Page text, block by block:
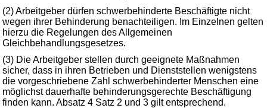
(2) Arbeitgeber dürfen schwerbehinderte Beschäftigte nicht
wegen ihrer Behinderung benachteiligen. Im Einzelnen gelten
hierzu die Regelungen des Allgemeinen
Gleichbehandlungsgesetzes.
(3) Die Arbeitgeber stellen durch geeignete Maßnahmen
sicher, dass in ihren Betrieben und Dienststellen wenigstens
die vorgeschriebene Zahl schwerbehinderter Menschen eine
möglichst dauerhafte behinderungsgerechte Beschäftigung
finden kann. Absatz 4 Satz 2 und 3 gilt entsprechend.